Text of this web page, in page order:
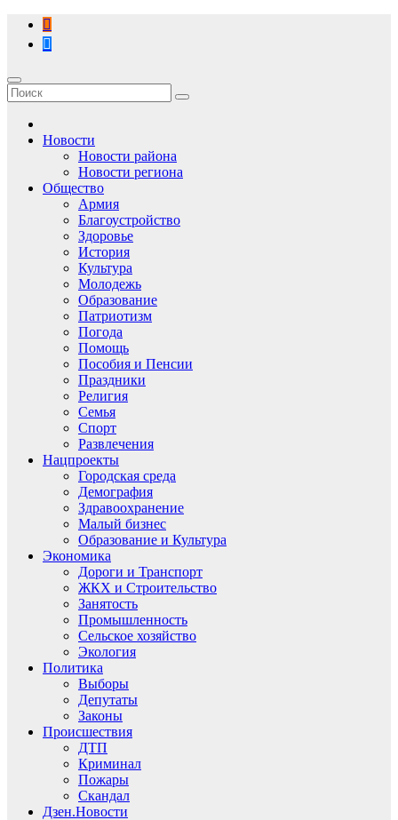
Перейти
содержимому
Новости
Новости района
Новости региона
Общество
Армия
Благоустройство
Здоровье
История
Культура
Молодежь
Образование
Патриотизм
Погода
Помощь
Пособия и Пенсии
Праздники
Религия
Семья
Спорт
Развлечения
Нацпроекты
Городская среда
Демография
Здравоохранение
Малый бизнес
Образование и Культура
Экономика
Дороги и Транспорт
ЖКХ и Строительство
Занятость
Промышленность
Сельское хозяйство
Экология
Политика
Выборы
Депутаты
Законы
Происшествия
ДТП
Криминал
Пожары
Скандал
Дзен.Новости